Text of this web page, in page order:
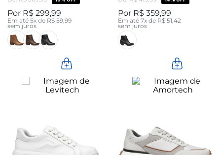
R$ 299,99
Em até 5x de R$ 59 99
sem juros
R$ 359,99
Em até 7x de R$ 51 42
sem juros